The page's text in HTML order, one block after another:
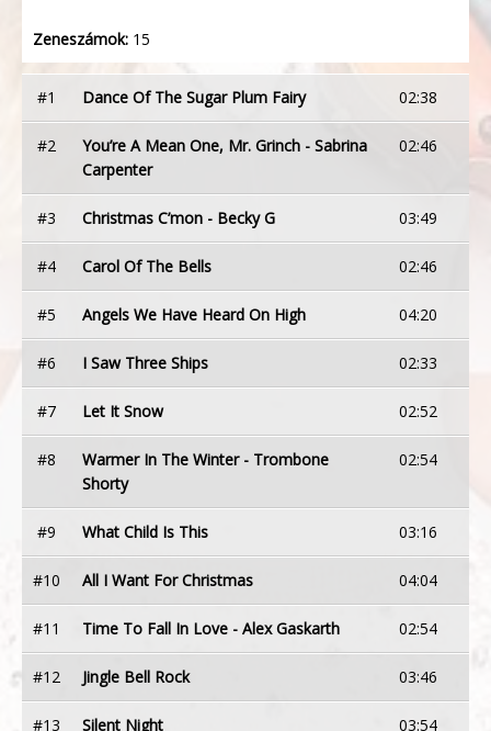
Zeneszámok: 15
#1 Dance Of The Sugar Plum Fairy 02:38
#2
You’re A Mean One, Mr. Grinch - Sabrina
Carpenter
02:46
#3 Christmas C’mon - Becky G 03:49
#4 Carol Of The Bells 02:46
#5 Angels We Have Heard On High 04:20
#6 I Saw Three Ships 02:33
#7 Let It Snow 02:52
#8
Warmer In The Winter - Trombone
Shorty
02:54
#9 What Child Is This 03:16
#10 All I Want For Christmas 04:04
#11 Time To Fall In Love - Alex Gaskarth 02:54
#12 Jingle Bell Rock 03:46
#13 Silent Night 03:54